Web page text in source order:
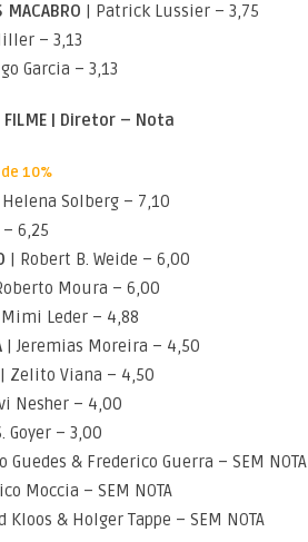
| Patrick Lussier – 3,75
– 3,13
Garcia – 3,13
FILME | Diretor – Nota
10%
Solberg – 7,10
6,25
| Robert B. Weide – 6,00
Moura – 6,00
Leder – 4,88
| Jeremias Moreira – 4,50
| Zelito Viana – 4,50
Nesher – 4,00
Goyer – 3,00
Guedes & Frederico Guerra – SEM NOTA
Moccia – SEM NOTA
Kloos & Holger Tappe – SEM NOTA